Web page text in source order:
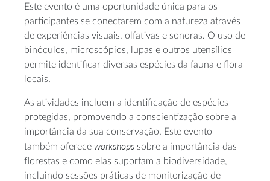
Este evento é uma oportunidade única para os
participantes se conectarem com a natureza através
de experiências visuais, olfativas e sonoras. O uso de
binóculos, microscópios, lupas e outros utensílios
permite identificar diversas espécies da fauna e flora
locais.
As atividades incluem a identificação de espécies
protegidas, promovendo a conscientização sobre a
importância da sua conservação. Este evento
também oferece workshops sobre a importância das
florestas e como elas suportam a biodiversidade,
incluindo sessões práticas de monitorização de